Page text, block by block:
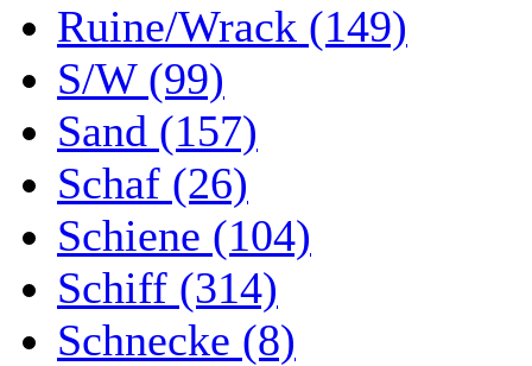
Ruine/Wrack (149)
S/W (99)
Sand (157)
Schaf (26)
Schiene (104)
Schiff (314)
Schnecke (8)